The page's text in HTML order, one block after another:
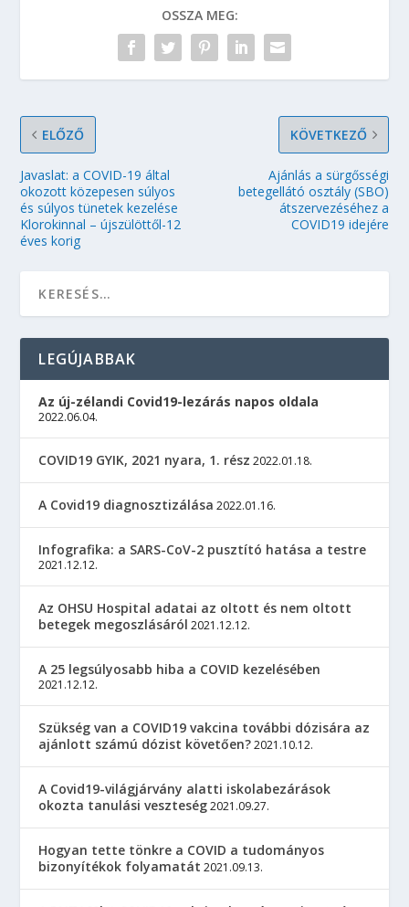
OSSZA MEG:
ELŐZŐ
Javaslat: a COVID-19 által
okozott közepesen súlyos
és súlyos tünetek kezelése
Klorokinnal – újszülöttől-12
éves korig
KÖVETKEZŐ
Ajánlás a sürgősségi
betegellátó osztály (SBO)
átszervezéséhez a
COVID19 idejére
LEGÚJABBAK
Az új-zélandi Covid19-lezárás napos oldala
2022.06.04.
COVID19 GYIK, 2021 nyara, 1. rész 2022.01.18.
A Covid19 diagnosztizálása 2022.01.16.
Infografika: a SARS-CoV-2 pusztító hatása a testre
2021.12.12.
Az OHSU Hospital adatai az oltott és nem oltott
betegek megoszlásáról 2021.12.12.
A 25 legsúlyosabb hiba a COVID kezelésében
2021.12.12.
Szükség van a COVID19 vakcina további dózisára az
ajánlott számú dózist követően? 2021.10.12.
A Covid19-világjárvány alatti iskolabezárások
okozta tanulási veszteség 2021.09.27.
Hogyan tette tönkre a COVID a tudományos
bizonyítékok folyamatát 2021.09.13.